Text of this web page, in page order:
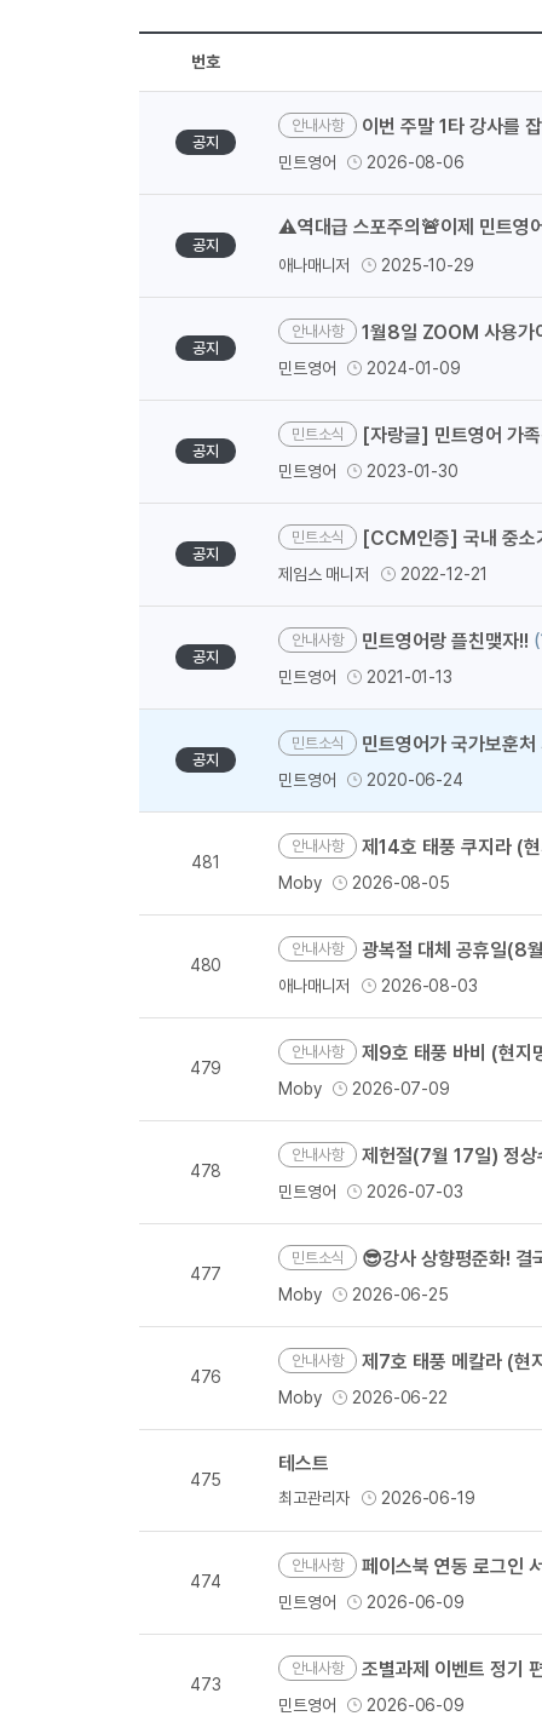
번호
공지
안내사항 이번 주말 1타 강사를
민트영어 2026-08-06
공지
⚠️역대급 스포주의🚨이제 민트영
애나매니저 2025-10-29
공지
안내사항 1월8일 ZOOM 사용가
민트영어 2024-01-09
공지
민트소식 [자랑글] 민트영어 가
민트영어 2023-01-30
공지
민트소식 [CCM인증] 국내 중소
제임스 매니저 2022-12-21
공지
안내사항 민트영어랑 플친맺자!!
민트영어
2021-01-13
공지
민트소식 민트영어가 국가보훈
민트영어 2020-06-24
481
안내사항 제14호 태풍 쿠지라 (
Moby 2026-08-05
480
안내사항 광복절 대체 공휴일(8월
애나매니저 2026-08-03
479
안내사항 제9호 태풍 바비 (현
Moby 2026-07-09
478
안내사항 제헌절(7월 17일) 정상
민트영어 2026-07-03
477
민트소식 😎강사 상향평준화! 결
Moby 2026-06-25
476
안내사항 제7호 태풍 메칼라 (
Moby 2026-06-22
475
테스트
최고관리자 2026-06-19
474
안내사항 페이스북 연동 로그인
민트영어 2026-06-09
473
안내사항 조별과제 이벤트 정기
민트영어 2026-06-09